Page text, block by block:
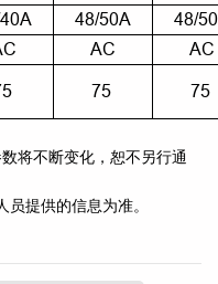
48/50A
48/
AC
AC
75 75
将不断变化，恕不另行通
提供的信息为准。